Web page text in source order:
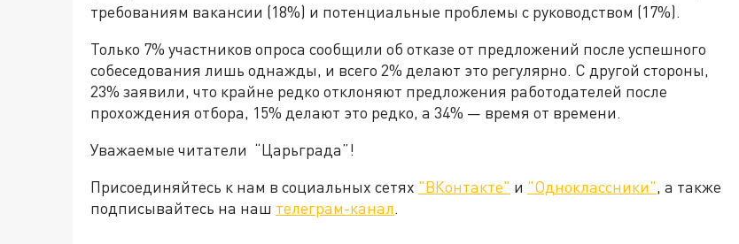
требованиям вакансии (18%) и потенциальные проблемы с руководством (17%).
Только 7% участников опроса сообщили об отказе от предложений после успешного
собеседования лишь однажды, и всего 2% делают это регулярно. С другой стороны,
23% заявили, что крайне редко отклоняют предложения работодателей после
прохождения отбора, 15% делают это редко, а 34% — время от времени.
Уважаемые читатели “Царьграда”!
Присоединяйтесь к нам в социальных сетях "ВКонтакте" и "Одноклассники", а также
подписывайтесь на наш телеграм-канал.